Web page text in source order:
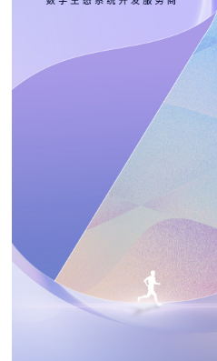
头部潮玩盲盒/谷子卡牌
一番赏/魔力赏/福袋抽
高端网站建设
广告大片形式做开发